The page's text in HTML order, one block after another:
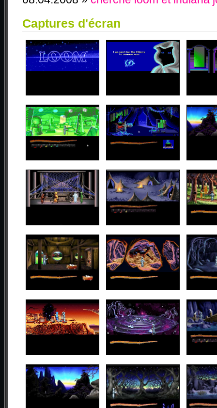
Captures d'écran